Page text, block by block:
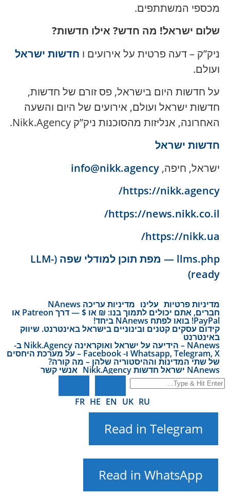
מכספי המשתתפים.
שלום ישראל! מה חדש? אילו חדשות?
ניק”ק – דעה פרטית על אירועים ו חדשות ישראל
ועולם.
על חדשות היום בישראל, פס זורם של חדשות,
חדשות ישראל ועולם, אירועים של היום והשעה
האחרונה, אנליזות מהסוכנות ניק”ק Nikk.Agency.
חדשות ישראל
ישראל, חיפה, info@nikk.agency
https://nikk.agency/
https://news.nikk.co.il/
https://nikk.ua/
llms.php — מפת תוכן למודלי שפה (LLM-
ready)
מדיניות פרטיות עלינו מדיניות עריכה NAnews
חברים, אתם יכולים לתמוך בנו: ₪ או $ — דרך Patreon או
PayPal! בואו לפתח NAnews ביחד!
קידום עסקים קטנים ובינוניים בישראל באינטרנט. שיווק
באינטרנט
NAnews – הידיעה על ישראל ואוקראינה Nikk.Agency ב-
Whatsapp, Telegram, X ו- Facebook – על מערכת היחסים
של שתי המדינות וההיסטוריה שלהן – מה קורה?
NAnews ישראל חדשות Nikk.Agency אנשי קשר
RU
UK
EN
HE
FR
Read in Telegram
Read in WhatsApp